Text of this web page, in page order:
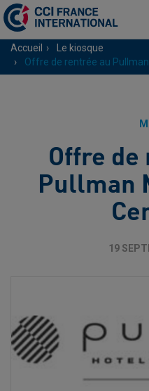
Accueil
Le kiosque
Offre de rentrée au
Offre de
Pullman
19